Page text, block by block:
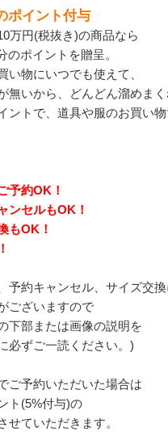
ポイント付与
万円(税抜き)の商品なら
ポイントを贈呈。
物にいつでも使えて、
いから、どんどん溜めまく
ントで、道具や服のお買い物
予約OK！
ンセルもOK！
もOK！
予約キャンセル、サイズ交
ございますので
下部または画像の説明を
必ずご一読ください。)
ご予約いただいた場合は
ト(5%付与)の
ていただきます。